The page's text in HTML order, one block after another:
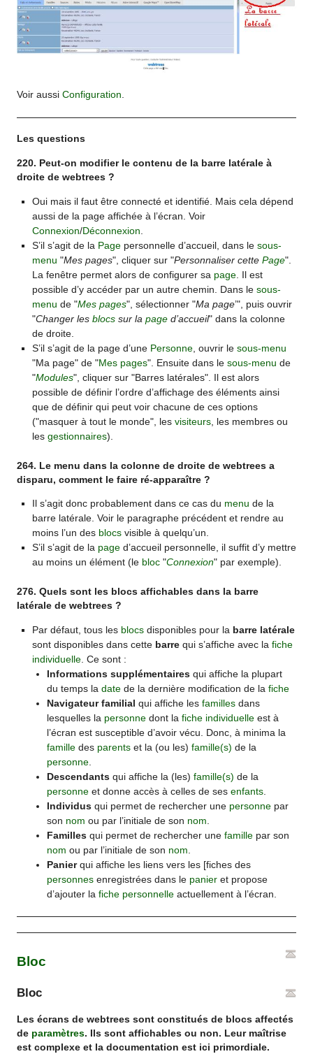
Voir aussiConfiguration.
Les questions
220. Peut-on modifier le contenu de la barre latérale à
droite de webtrees ?
Oui mais il faut être connecté et identifié. Mais cela dépend
aussi de la page affichée à l’écran. Voir
Connexion/Déconnexion
S’il s’agit de la Pagepersonnelle d’accueil, dans le sous-
menu "Mes pages", cliquer sur "Personnaliser cette Page".
La fenêtre permet alors de configurer sa page. Il est
possible d’y accéder par un autre chemin. Dans le sous-
menu de "Mes pages", sélectionner "Ma page’", puis ouvrir
"Changer les blocssur la paged’accueil" dans la colonne
de droite.
S’il s’agit de la page d’une Personne, ouvrir le sous-menu
"Ma page" de "Mes pages". Ensuite dans le sous-menu de
"Modules", cliquer sur "Barres latérales". Il est alors
possible de définir l’ordre d’affichage des éléments ainsi
que de définir qui peut voir chacune de ces options
("masquer à tout le monde", les visiteurs, les membres ou
les gestionnaires).
264. Le menu dans la colonne de droite de webtrees a
disparu, comment le faire ré-apparaître ?
Il s’agit donc probablement dans ce cas du menu de la
barre latérale. Voir le paragraphe précédent et rendre au
moins l’un des blocsvisible à quelqu’un.
S’il s’agit de la paged’accueil personnelle, il suffit d’y mettre
au moins un élément (le bloc"Connexion" par exemple).
276. Quels sont les blocs affichables dans la barre
latérale de webtrees ?
Par défaut, tous les blocsdisponibles pour la barre latérale
sont disponibles dans cette barrequi s’affiche avec la fiche
individuelle. Ce sont :
Informations supplémentaires qui affiche la plupart
du temps ladate de la dernière modification de lafiche
Navigateur familial qui affiche lesfamilles dans
lesquelles la personne dont lafiche individuelle est à
l’écran est susceptible d’avoir vécu. Donc, à minima la
famille des parents et la (ou les)famille(s) de la
personne
Descendants qui affiche la (les)famille(s) de la
personne et donne accès à celles de sesenfants
Individus qui permet de rechercher une personne par
son nom ou par l’initiale de son nom
Familles qui permet de rechercher unefamille par son
nom ou par l’initiale de son nom
Panierqui affiche les liens vers les [fiches des
personnes enregistrées dans le panier et propose
d’ajouter lafiche personnelle actuellement à l’écran.
Bloc
Bloc
Les écrans de webtrees sont constitués de blocs affectés
de paramètres. Ils sont affichables ou non. Leur maîtrise
est complexe et la documentation est ici primordiale.